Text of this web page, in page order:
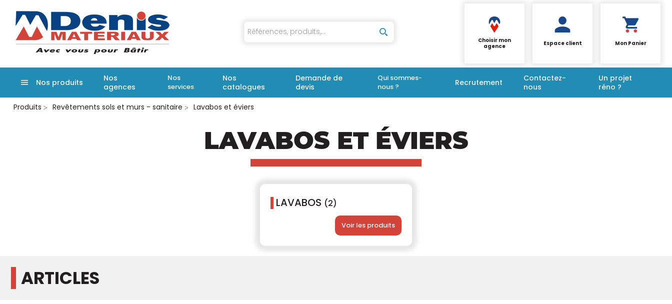
Aller
Choisir mon
agence
Espace client Mon Panier
Nos produits
Nos
agences
Nos
services
Nos
catalogues
Demande de
devis
Qui sommes-
nous ?
Recrutement
Contactez-
nous
Un projet
réno ?
Produits
Revêtements sols et murs - sanitaire Lavabos et éviers
LAVABOS ET ÉVIERS
LAVABOS (2)
Voir les produits
ARTICLES